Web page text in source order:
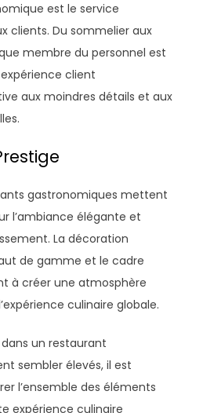
est le service
clients. Du sommelier aux
membre du personnel est
client
aux moindres détails et aux
gastronomiques mettent
l’ambiance élégante et
La décoration
de gamme et le cadre
à créer une atmosphère
culinaire globale.
dans un restaurant
sembler élevés, il est
l’ensemble des éléments
expérience culinaire